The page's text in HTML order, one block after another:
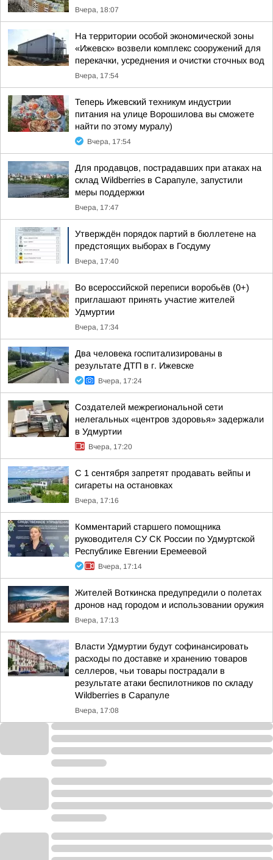
Вчера, 18:07
На территории особой экономической зоны
«Ижевск» возвели комплекс сооружений для
перекачки, усреднения и очистки сточных вод
Вчера, 17:54
Теперь Ижевский техникум индустрии
питания на улице Ворошилова вы сможете
найти по этому муралу)
Вчера, 17:54
Для продавцов, пострадавших при атаках на
склад Wildberries в Сарапуле, запустили
меры поддержки
Вчера, 17:47
Утверждён порядок партий в бюллетене на
предстоящих выборах в Госдуму
Вчера, 17:40
Во всероссийской переписи воробьёв (0+)
приглашают принять участие жителей
Удмуртии
Вчера, 17:34
Два человека госпитализированы в
результате ДТП в г. Ижевске
Вчера, 17:24
Создателей межрегиональной сети
нелегальных «центров здоровья» задержали
в Удмуртии
Вчера, 17:20
С 1 сентября запретят продавать вейпы и
сигареты на остановках
Вчера, 17:16
Комментарий старшего помощника
руководителя СУ СК России по Удмуртской
Республике Евгении Еремеевой
Вчера, 17:14
Жителей Воткинска предупредили о полетах
дронов над городом и использовании оружия
Вчера, 17:13
Власти Удмуртии будут софинансировать
расходы по доставке и хранению товаров
селлеров, чьи товары пострадали в
результате атаки беспилотников по складу
Wildberries в Сарапуле
Вчера, 17:08